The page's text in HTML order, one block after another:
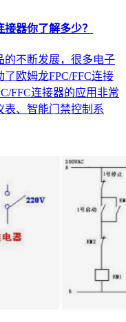
器你了解多少？
的不断发展，很多电子
欧姆龙FPC/FFC连接
FFC连接器的应用非常
表、智能门禁控制系